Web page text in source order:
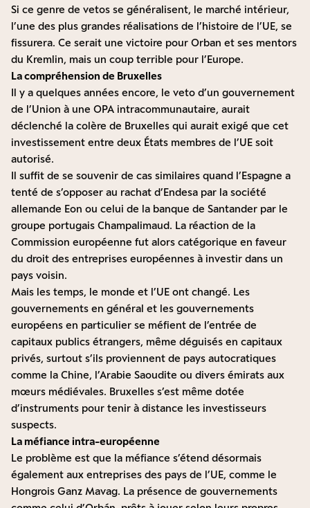
Si ce genre de vetos se généralisent, le marché intérieur,
l’une des plus grandes réalisations de l’histoire de l’UE, se
fissurera. Ce serait une victoire pour Orban et ses mentors
du Kremlin, mais un coup terrible pour l’Europe.
La compréhension de Bruxelles
Il y a quelques années encore, le veto d’un gouvernement
de l’Union à une OPA intracommunautaire, aurait
déclenché la colère de Bruxelles qui aurait exigé que cet
investissement entre deux États membres de l’UE soit
autorisé.
Il suffit de se souvenir de cas similaires quand l’Espagne a
tenté de s’opposer au rachat d’Endesa par la société
allemande Eon ou celui de la banque de Santander par le
groupe portugais Champalimaud. La réaction de la
Commission européenne fut alors catégorique en faveur
du droit des entreprises européennes à investir dans un
pays voisin.
Mais les temps, le monde et l’UE ont changé. Les
gouvernements en général et les gouvernements
européens en particulier se méfient de l’entrée de
capitaux publics étrangers, même déguisés en capitaux
privés, surtout s’ils proviennent de pays autocratiques
comme la Chine, l’Arabie Saoudite ou divers émirats aux
mœurs médiévales. Bruxelles s’est même dotée
d’instruments pour tenir à distance les investisseurs
suspects.
La méfiance intra-européenne
Le problème est que la méfiance s’étend désormais
également aux entreprises des pays de l’UE, comme le
Hongrois Ganz Mavag. La présence de gouvernements